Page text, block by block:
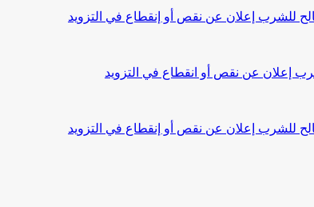
للشرب إعلان عن نقص أو إنقطاع في التزويد
إعلان عن نقص أو انقطاع في التزويد
للشرب إعلان عن نقص أو إنقطاع في التزويد